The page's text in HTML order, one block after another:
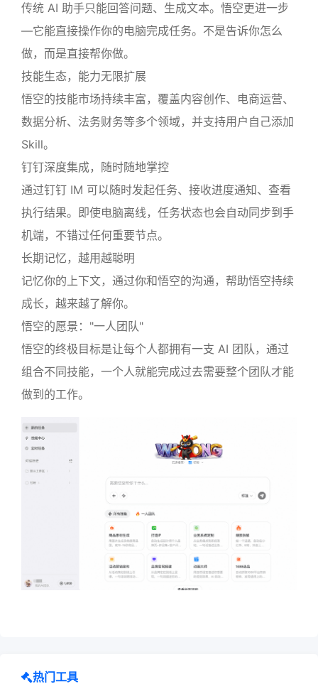
传统 AI 助手只能回答问题、生成文本。悟空更进一步
—它能直接操作你的电脑完成任务。不是告诉你怎么
做，而是直接帮你做。
技能生态，能力无限扩展
悟空的技能市场持续丰富，覆盖内容创作、电商运营、
数据分析、法务财务等多个领域，并支持用户自己添加
Skill。
钉钉深度集成，随时随地掌控
通过钉钉 IM 可以随时发起任务、接收进度通知、查看
执行结果。即使电脑离线，任务状态也会自动同步到手
机端，不错过任何重要节点。
长期记忆，越用越聪明
记忆你的上下文，通过你和悟空的沟通，帮助悟空持续
成长，越来越了解你。
悟空的愿景："一人团队"
悟空的终极目标是让每个人都拥有一支 AI 团队，通过
组合不同技能，一个人就能完成过去需要整个团队才能
做到的工作。
热门工具